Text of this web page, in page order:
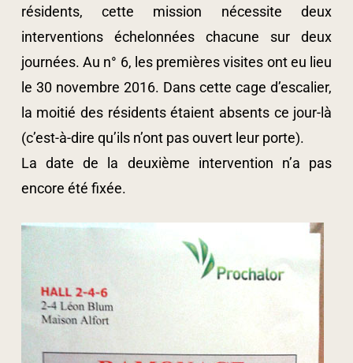
résidents, cette mission nécessite deux
interventions échelonnées chacune sur deux
journées. Au n° 6, les premières visites ont eu lieu
le 30 novembre 2016. Dans cette cage d’escalier,
la moitié des résidents étaient absents ce jour-là
(c’est-à-dire qu’ils n’ont pas ouvert leur porte).
La date de la deuxième intervention n’a pas
encore été fixée.